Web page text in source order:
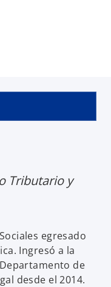
Tributario y
egresado
Ingresó a la
de
desde el 2014.